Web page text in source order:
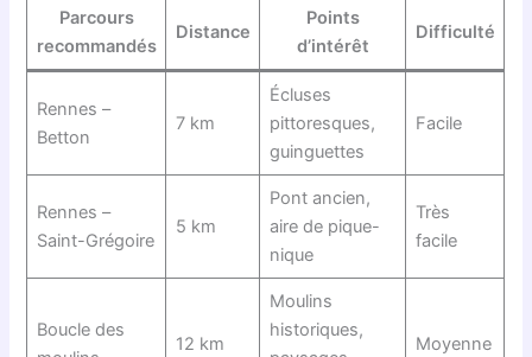
Parcours
recommandés
Distance
Points
d’intérêt
Difficulté
Rennes –
Betton
7 km
Écluses
pittoresques,
guinguettes
Facile
Rennes –
Saint-Grégoire
5 km
Pont ancien,
aire de pique-
nique
Très
facile
Boucle des
12 km
Moulins
historiques,
Moyenne